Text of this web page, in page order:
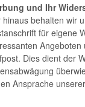
und Ihr
hinaus behalten wir
für eigene
Dies dient der
Ansprache